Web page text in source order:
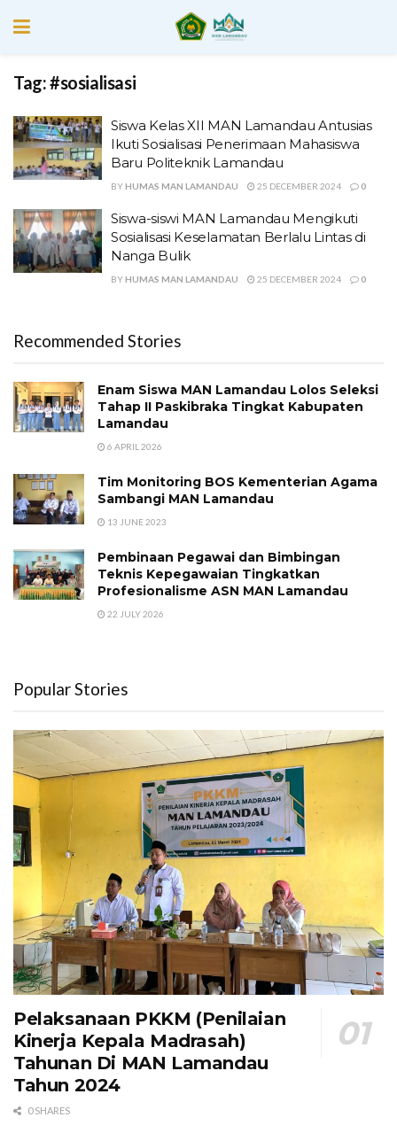
Tag:#sosialisasi
Siswa Kelas XII MAN Lamandau Antusias
Ikuti Sosialisasi Penerimaan Mahasiswa
Baru Politeknik Lamandau
BY HUMAS MAN LAMANDAU 25 DECEMBER 2024 0
Siswa-siswi MAN Lamandau Mengikuti
Sosialisasi Keselamatan Berlalu Lintas di
Nanga Bulik
BY HUMAS MAN LAMANDAU 25 DECEMBER 2024 0
Recommended Stories
Enam Siswa MAN Lamandau Lolos Seleksi
Tahap II Paskibraka Tingkat Kabupaten
Lamandau
6 APRIL 2026
Tim Monitoring BOS Kementerian Agama
Sambangi MAN Lamandau
13 JUNE 2023
Pembinaan Pegawai dan Bimbingan
Teknis Kepegawaian Tingkatkan
Profesionalisme ASN MAN Lamandau
22 JULY 2026
Popular Stories
Pelaksanaan PKKM (Penilaian
Kinerja Kepala Madrasah)
Tahunan Di MAN Lamandau
Tahun 2024
0 SHARES